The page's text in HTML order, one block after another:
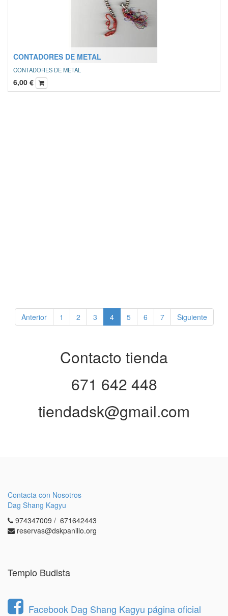
CONTADORES DE METAL
CONTADORES DE METAL
6,00 €
Anterior 1 2 3 4 5 6 7 Siguiente
Contacto tienda
671 642 448
tiendadsk@gmail.com
Contacta con Nosotros
Dag Shang Kagyu
974347009 / 671642443
reservas@dskpanillo.org
Templo Budista
Facebook Dag Shang Kagyu página oficial